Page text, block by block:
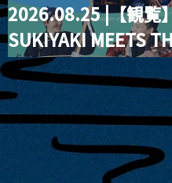
2026.08.25 |【観覧
SUKIYAKI MEETS
WORLD
FAMILY with ANNA
ODUCHU modern
from open sea and
plains